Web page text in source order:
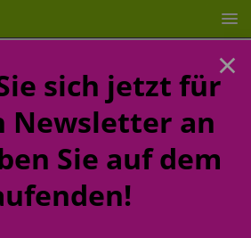
×
sich jetzt für
Newsletter an
Sie auf dem